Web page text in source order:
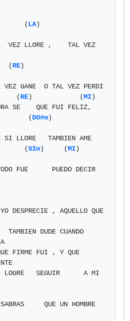
                       (
LA)
VEZ LLORE ,    TAL VEZ
                   (
RE)
                     (
RE)            (MI)
                        (
DO#m)
                       (
SIm)     (MI)
QUE UN HOMBRE